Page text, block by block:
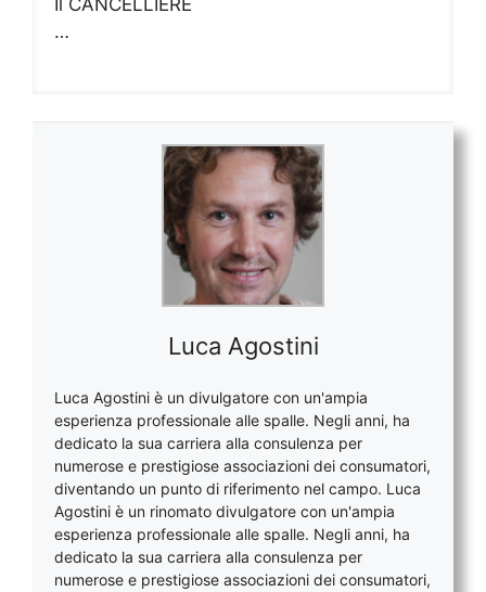
…
Luca Agostini
Luca Agostini è un divulgatore con un'ampia
esperienza professionale alle spalle. Negli anni, ha
dedicato la sua carriera alla consulenza per
numerose e prestigiose associazioni dei consumatori,
diventando un punto di riferimento nel campo. Luca
Agostini è un rinomato divulgatore con un'ampia
esperienza professionale alle spalle. Negli anni, ha
dedicato la sua carriera alla consulenza per
numerose e prestigiose associazioni dei consumatori,